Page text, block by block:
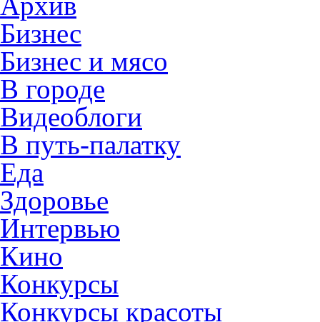
Бизнес
Бизнес и мясо
В городе
Видеоблоги
В путь-палатку
Еда
Здоровье
Интервью
Кино
Конкурсы
Конкурсы красоты